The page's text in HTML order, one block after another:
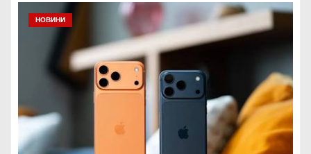
НОВИНИ